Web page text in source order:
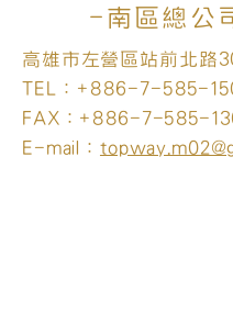
​-南區總公
高雄市左營區站前北路
TEL：+886-7-585-
FAX：+886-7-585-
E-mail：